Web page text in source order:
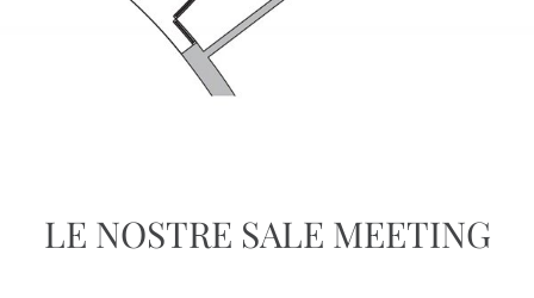
LE NOSTRE SALE MEETING